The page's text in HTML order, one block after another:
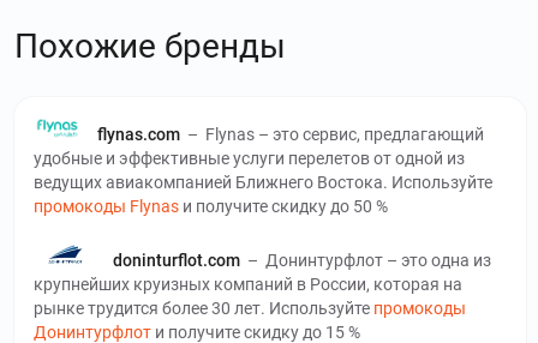
Похожие бренды
flynas.com– Flynas – это сервис, предлагающий
удобные и эффективные услуги перелетов от одной из
ведущих авиакомпанией Ближнего Востока. Используйте
промокоды Flynas и получите скидку до 50 %
doninturflot.com– Донинтурфлот – это одна из
крупнейших круизных компаний в России, которая на
рынке трудится более 30 лет. Используйте промокоды
Донинтурфлот и получите скидку до 15 %